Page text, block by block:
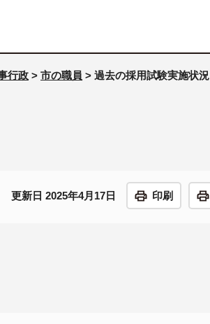
行政 > 市の職員 > 過去の採用試験実施状況
更新日 2025年4月17日 印刷